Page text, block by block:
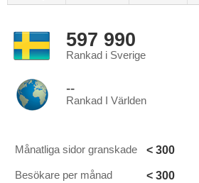
597 990
Rankad i Sverige
--
Rankad I Världen
Månatliga sidor granskade < 300
Besökare per månad < 300